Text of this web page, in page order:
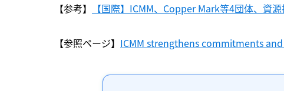
【参考】 【国際】ICMM、Copper Mark等4団体、資
【参照ページ】 ICMM strengthens commitments